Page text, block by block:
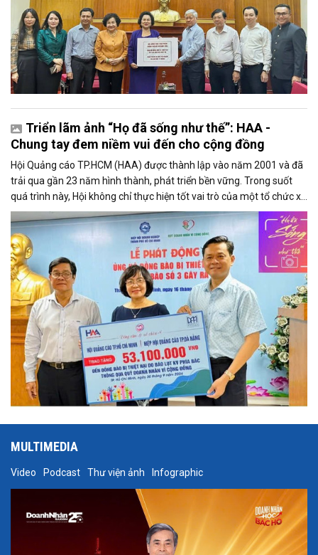
Triển lãm ảnh “Họ đã sống như thế”: HAA -
Chung tay đem niềm vui đến cho cộng đồng
Hội Quảng cáo TP.HCM (HAA) được thành lập vào năm 2001 và đã
trải qua gần 23 năm hình thành, phát triển bền vững. Trong suốt
quá trình này, Hội không chỉ thực hiện tốt vai trò của một tổ chức xã
hội nghề nghiệp, mà còn để lại dấu ấn sâu sắc qua các hoạt động
đóng góp cho cộng đồng.
MULTIMEDIA
Video Podcast Thư viện ảnh Infographic